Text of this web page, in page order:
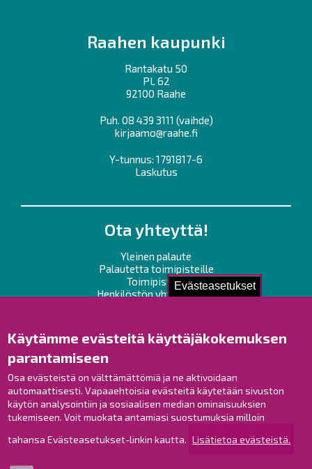
Evästeasetukset
Käytämme evästeitä käyttäjäkokemuksen
parantamiseen
Osa evästeistä on välttämättömiä ja ne aktivoidaan
automaattisesti. Vapaaehtoisia evästeitä käytetään sivuston
käytön analysointiin ja sosiaalisen median ominaisuuksien
tukemiseen. Voit muokata antamiasi suostumuksia milloin
tahansa Evästeasetukset-linkin kautta. Lisätietoa evästeistä.
Raahen kaupunki
Rantakatu 50
PL 62
92100 Raahe
Puh. 08 439 3111 (vaihde)
kirjaamo@raahe.fi
Y-tunnus: 1791817-6
Laskutus
Ota yhteyttä!
Yleinen palaute
Palautetta toimipisteille
Toimipisteet
Henkilöstön yhteystiedot
Raahe Facebookissa
Raahe Instagramissa
Raahe LinkedInissä
Raahe YouTubessa